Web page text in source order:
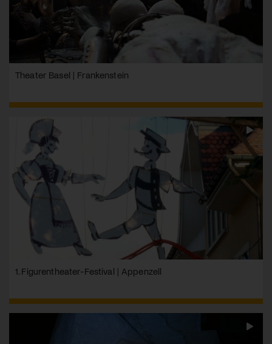
Theater Basel | Frankenstein
1. Figurentheater-Festival | Appenzell